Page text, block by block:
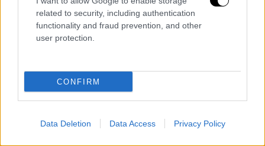
related to security, including authentication
functionality and fraud prevention, and other
user protection.
CONFIRM
Data Deletion Data Access Privacy Policy